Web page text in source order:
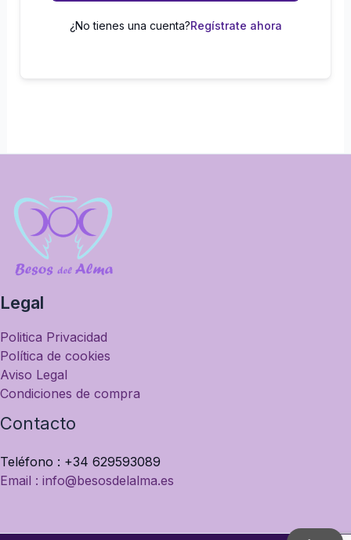
¿No tienes una cuenta?Regístrate ahora
Legal
Politica Privacidad
Política de cookies
Aviso Legal
Condiciones de compra
Contacto
Teléfono : +34 629593089
Email : info@besosdelalma.es